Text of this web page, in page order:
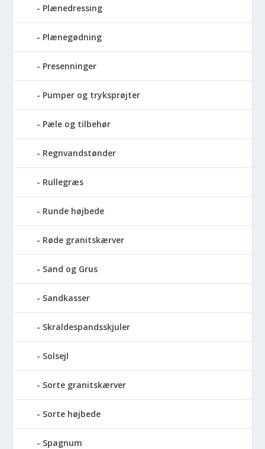
Plænedressing
Plænegødning
Presenninger
Pumper og tryksprøjter
Pæle og tilbehør
Regnvandstønder
Rullegræs
Runde højbede
Røde granitskærver
Sand og Grus
Sandkasser
Skraldespandsskjuler
Solsejl
Sorte granitskærver
Sorte højbede
Spagnum